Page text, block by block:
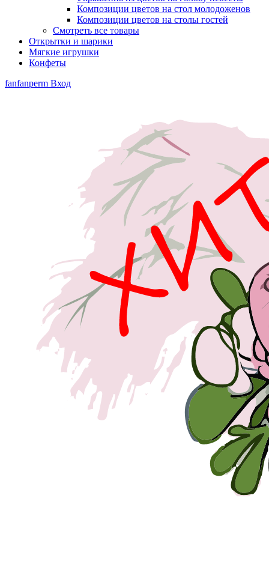
Композиции цветов на стол молодоженов
Композиции цветов на столы гостей
Смотреть все товары
Открытки и шарики
Мягкие игрушки
Конфеты
fanfanperm Вход